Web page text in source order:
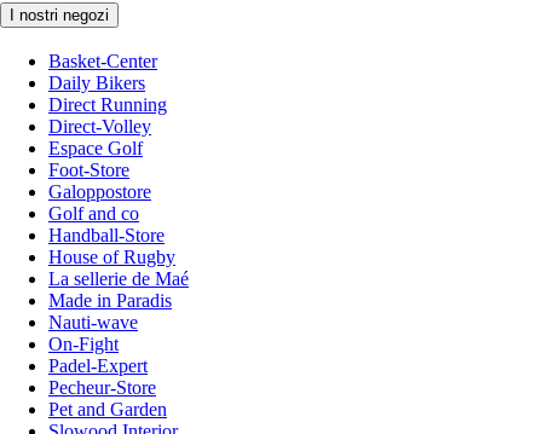
I nostri negozi
Basket-Center
Daily Bikers
Direct Running
Direct-Volley
Espace Golf
Foot-Store
Galoppostore
Golf and co
Handball-Store
House of Rugby
La sellerie de Maé
Made in Paradis
Nauti-wave
On-Fight
Padel-Expert
Pecheur-Store
Pet and Garden